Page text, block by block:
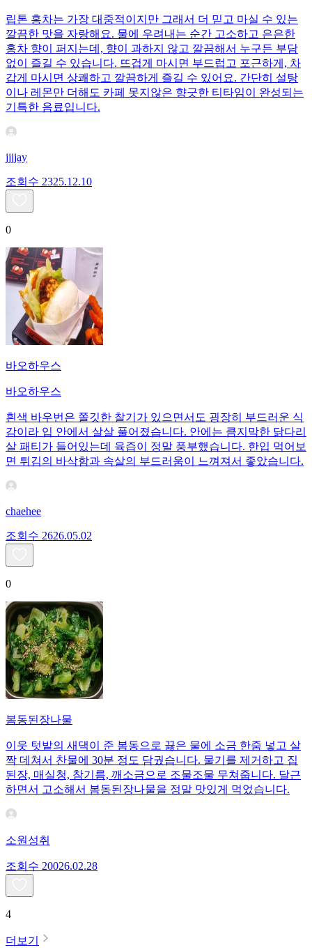
립톤 홍차는 가장 대중적이지만 그래서 더 믿고 마실 수 있는
깔끔한 맛을 자랑해요. 물에 우려내는 순간 고소하고 은은한
홍차 향이 퍼지는데, 향이 과하지 않고 깔끔해서 누구든 부담
없이 즐길 수 있습니다. 뜨겁게 마시면 부드럽고 포근하게, 차
갑게 마시면 상쾌하고 깔끔하게 즐길 수 있어요. 간단히 설탕
이나 레몬만 더해도 카페 못지않은 향긋한 티타임이 완성되는
기특한 음료입니다.
jjjjay
조회수 2325.12.10
0
바오하우스
바오하우스
흰색 바우번은 쫄깃한 찰기가 있으면서도 굉장히 부드러운 식
감이라 입 안에서 살살 풀어졌습니다. 안에는 큼지막한 닭다리
살 패티가 들어있는데 육즙이 정말 풍부했습니다. 한입 먹어보
면 튀김의 바삭함과 속살의 부드러움이 느껴져서 좋았습니다.
chaehee
조회수 2626.05.02
0
봄동된장나물
이웃 텃밭의 새댁이 준 봄동으로 끓은 물에 소금 한줌 넣고 살
짝 데쳐서 찬물에 30분 정도 담궜습니다. 물기를 제거하고 집
된장, 매실청, 참기름, 깨소금으로 조물조물 무쳐줍니다. 달근
하면서 고소해서 봄동된장나물을 정말 맛있게 먹었습니다.
소원성취
조회수 20026.02.28
4
더보기